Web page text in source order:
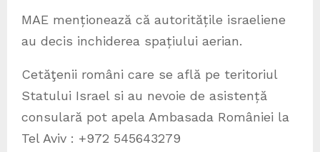
MAE menționează că autoritățile israeliene
au decis inchiderea spațiului aerian.
Cetăţenii români care se află pe teritoriul
Statului Israel si au nevoie de asistență
consulară pot apela Ambasada României la
Tel Aviv : +972 545643279